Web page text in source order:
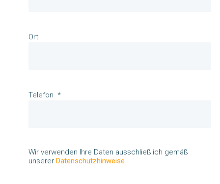
Ort
Telefon
Wir verwenden Ihre Daten ausschließlich gemäß
unserer Datenschutzhinweise